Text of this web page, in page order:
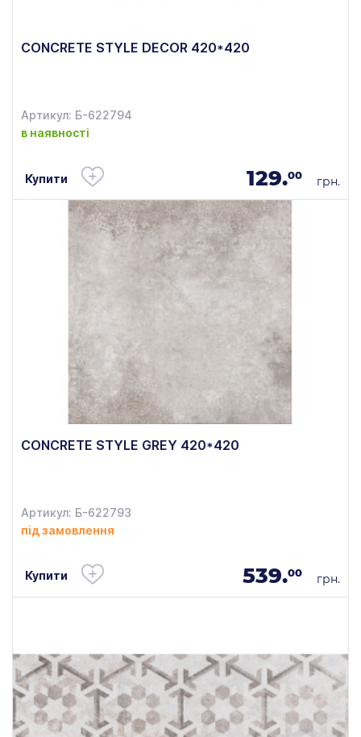
CONCRETE STYLE DECOR 420*420
Артикул: Б-622794
в наявності
Купити 129.00 грн.
CONCRETE STYLE GREY 420*420
Артикул: Б-622793
під замовлення
Купити 539.00 грн.